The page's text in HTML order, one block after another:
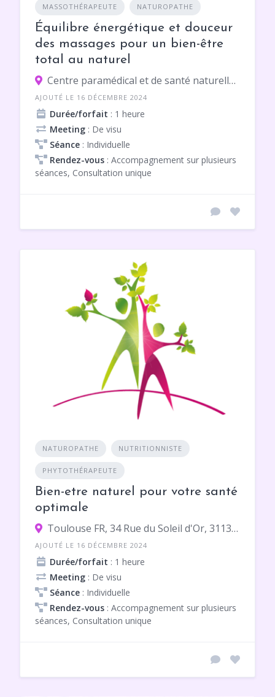
MASSOTHÉRAPEUTE NATUROPATHE
Équilibre énergétique et douceur
des massages pour un bien-être
total au naturel
Centre paramédical et de santé naturelle des fontaines, 3 Rue Ledru-Rollin, 31300 Toulouse
AJOUTÉ LE 16 DÉCEMBRE 2024
Durée/forfait : 1 heure
Meeting : De visu
Séance : Individuelle
Rendez-vous : Accompagnement sur plusieurs
séances, Consultation unique
NATUROPATHE NUTRITIONNISTE
PHYTOTHÉRAPEUTE
Bien-etre naturel pour votre santé
optimale
Toulouse FR, 34 Rue du Soleil d'Or, 31130 Balma
AJOUTÉ LE 16 DÉCEMBRE 2024
Durée/forfait : 1 heure
Meeting : De visu
Séance : Individuelle
Rendez-vous : Accompagnement sur plusieurs
séances, Consultation unique